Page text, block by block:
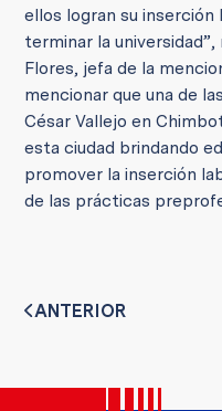
ellos logran su
terminar la
Flores, jefa de la
mencionar que una de
César Vallejo en
esta ciudad brindando
promover la inserción
de las prácticas
ANTERIOR